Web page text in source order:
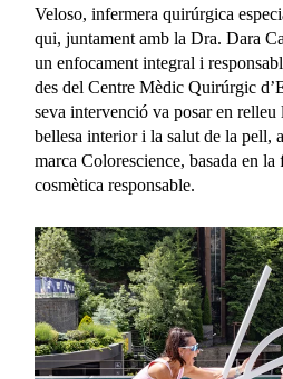
Veloso, infermera quirúrgica
qui, juntament amb la Dra. Dara
un enfocament integral i
des del Centre Mèdic Quirúrgic
seva intervenció va posar en relleu
bellesa interior i la salut de la pell,
marca Colorescience, basada en
cosmètica responsable.